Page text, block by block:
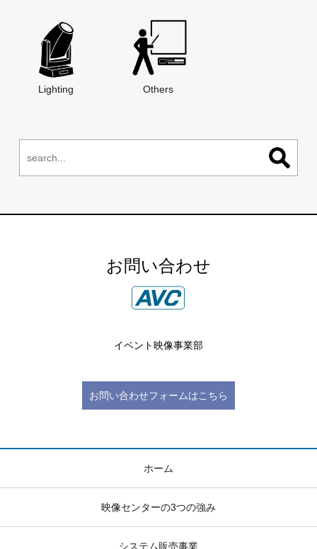
Lighting Others
お問い合わせ
イベント映像事業部
お問い合わせフォームはこちら
ホーム
映像センターの3つの強み
システム販売事業